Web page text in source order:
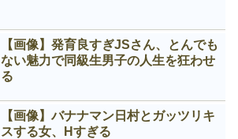
【画像】発育良すぎJSさん、とんでも
ない魅力で同級生男子の人生を狂わせ
る
【画像】バナナマン日村とガッツリキ
スする女、Нすぎる